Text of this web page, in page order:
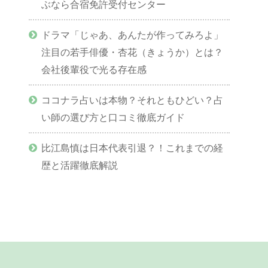
ぶなら合宿免許受付センター
ドラマ「じゃあ、あんたが作ってみろよ」
注目の若手俳優・杏花（きょうか）とは？
会社後輩役で光る存在感
ココナラ占いは本物？それともひどい？占
い師の選び方と口コミ徹底ガイド
比江島慎は日本代表引退？！これまでの経
歴と活躍徹底解説